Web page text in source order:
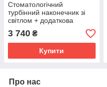
Стоматологічний
турбінний наконечник зі
світлом + додаткова
роторна група - TOSI TX-
164 WA Стандарт
3 740 ₴
Купити
Про нас